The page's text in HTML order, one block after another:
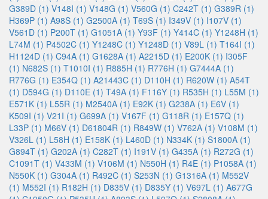
G389D (1) V148I (1) V148G (1) V560G (1) C242T (1) G389R (1)
H369P (1) A98S (1) G2500A (1) T69S (1) I349V (1) I107V (1)
V561D (1) P200T (1) G1051A (1) Y93F (1) Y414C (1) Y1248H (1)
L74M (1) P4502C (1) Y1248C (1) Y1248D (1) V89L (1) T164I (1)
H1124D (1) C94A (1) G1628A (1) A2215D (1) E200K (1) I305F
(1) N682S (1) T1010I (1) R885H (1) R776H (1) G7444A (1)
R776G (1) E354Q (1) A21443C (1) D110H (1) R620W (1) A54T
(1) D594G (1) D110E (1) T49A (1) F116Y (1) R535H (1) L55M (1)
E571K (1) L55R (1) M2540A (1) E92K (1) G238A (1) E6V (1)
K509I (1) V21I (1) G699A (1) V167F (1) G118R (1) E157Q (1)
L33P (1) M66V (1) D61804R (1) R849W (1) V762A (1) V108M (1)
V326L (1) L58H (1) E158K (1) L460D (1) N334K (1) S1800A (1)
G894T (1) G202A (1) C282T (1) I191V (1) G435A (1) R272G (1)
C1091T (1) V433M (1) V106M (1) N550H (1) R4E (1) P1058A (1)
N550K (1) G304A (1) R492C (1) S253N (1) G1316A (1) M552V
(1) M552I (1) R182H (1) D835V (1) D835Y (1) V697L (1) A677G